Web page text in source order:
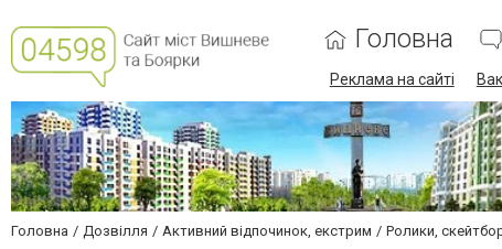
Головна
Реклама на сайті
Головна Дозвілля Активний відпочинок, екстрим Ролики,